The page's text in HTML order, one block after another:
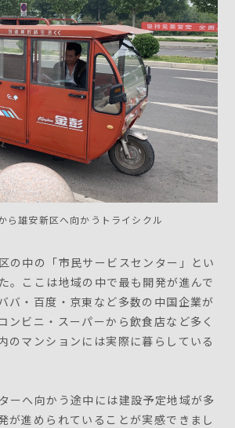
ら雄安新区へ向かうトライシクル
の中の「市民サービスセンター」とい
。ここは地域の中で最も開発が進んで
バ・百度・京東など多数の中国企業が
ンビニ・スーパーから飲食店など多く
のマンションには実際に暮らしている
ーへ向かう途中には建設予定地域が多
が進められていることが実感できまし